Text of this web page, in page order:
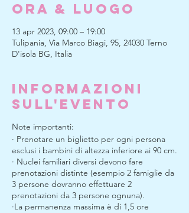
Ora & Luogo
13 apr 2023, 09:00 – 19:00
Tulipania, Via Marco Biagi, 95, 24030 Terno
D'isola BG, Italia
Informazioni
sull'evento
Note importanti:
· Prenotare un biglietto per ogni persona
esclusi i bambini di altezza inferiore ai 90 cm.
· Nuclei familiari diversi devono fare
prenotazioni distinte (esempio 2 famiglie da
3 persone dovranno effettuare 2
prenotazioni da 3 persone ognuna).
·La permanenza massima è di 1,5 ore